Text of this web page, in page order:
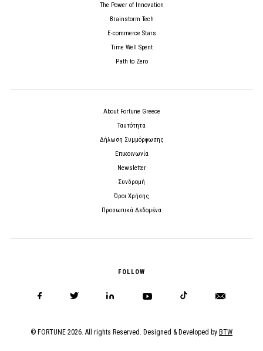
The Power of Innovation
Brainstorm Tech
E-commerce Stars
Time Well Spent
Path to Zero
About Fortune Greece
Ταυτότητα
Δήλωση Συμμόρφωσης
Επικοινωνία
Newsletter
Συνδρομή
Όροι Χρήσης
Προσωπικά Δεδομένα
FOLLOW
© FORTUNE 2026. All rights Reserved. Designed & Developed by BTW